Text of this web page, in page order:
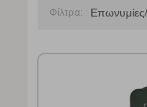
Φίλτρα: